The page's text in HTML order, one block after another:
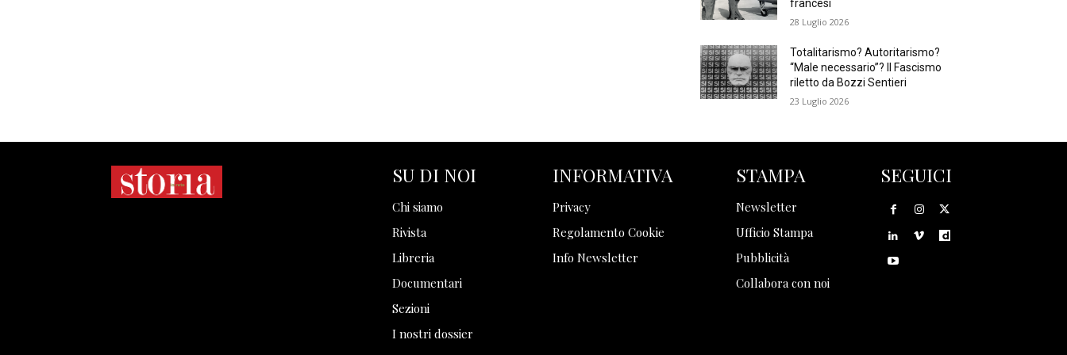
francesi
28 Luglio 2026
Totalitarismo? Autoritarismo?
“Male necessario”? Il Fascismo
riletto da Bozzi Sentieri
23 Luglio 2026
SU DI NOI
Chi siamo
Rivista
Libreria
Documentari
Sezioni
I nostri dossier
INFORMATIVA
Privacy
Regolamento Cookie
Info Newsletter
STAMPA
Newsletter
Ufficio Stampa
Pubblicità
Collabora con noi
SEGUICI